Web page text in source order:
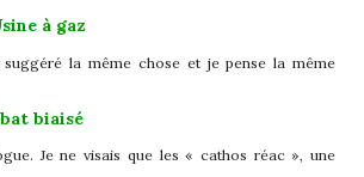
à gaz
la même chose et je pense la même
biaisé
Je ne visais que les « cathos réac », une